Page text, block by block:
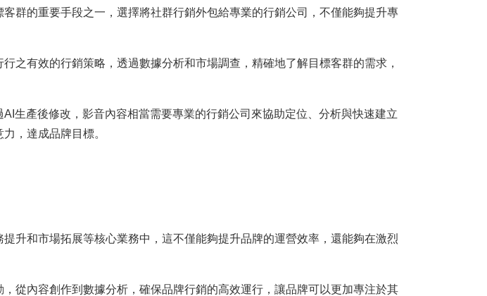
群的重要手段之一，選擇將社群行銷外包給專業的行銷公司，不僅能夠提升專
之有效的行銷策略，透過數據分析和市場調查，精確地了解目標客群的需求，
生產後修改，影音內容相當需要專業的行銷公司來協助定位、分析與快速建立
，達成品牌目標。
升和市場拓展等核心業務中，這不僅能夠提升品牌的運營效率，還能夠在激烈
從內容創作到數據分析，確保品牌行銷的高效運行，讓品牌可以更加專注於其